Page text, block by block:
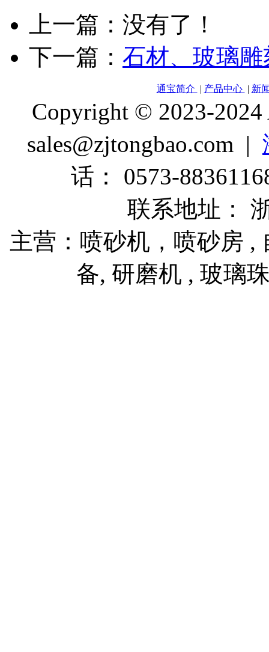
上一篇：没有了！
下一篇： 石材、玻璃
通宝简介 | 产品中心 | 新
Copyright © 2023-
sales@zjtongbao.com |
话： 0573-
联系地址：
主营：喷砂机，喷砂房 ,
备, 研磨机 , 玻璃